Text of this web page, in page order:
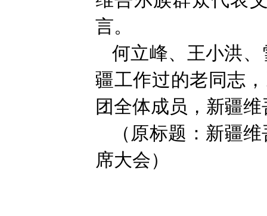
言。
何立峰、王小洪
疆工作过的老同志
团全体成员，新疆
（原标题：新疆
席大会）